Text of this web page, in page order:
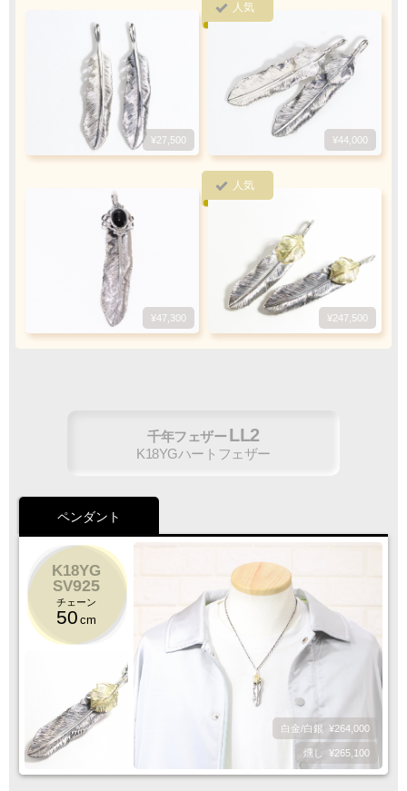
Q&A
ご利用回数
ご利用限度額
1回のお買い物
¥300,000迄
銀行振込
ご注文完了後、メールに記載の指定口座へ
にお振込をお願い致します
お願い致します
¥27,500
人気
¥44,000
¥47,300
人気
¥247,500
千年フェザー LL2
K18YGハートフェザー
ペンダント
K18YG
SV925
チェーン
50 cm
白金/白銀 ¥264,000
燻し ¥265,100